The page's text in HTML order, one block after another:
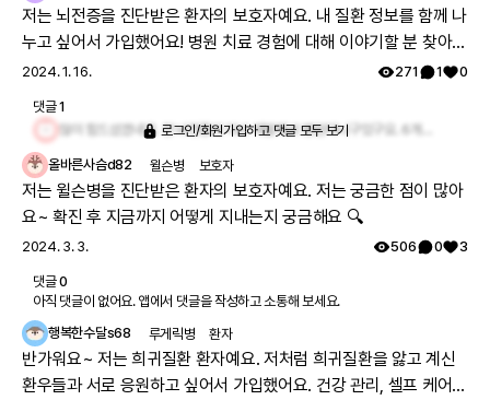
저는 뇌전증을 진단받은 환자의 보호자예요. 내 질환 정보를 함께 나
누고 싶어서 가입했어요! 병원 치료 경험에 대해 이야기할 분 찾아요
🏥
2024. 1. 16. 271 1 0
댓글1
로그인/회원가입하고 댓글 모두 보기
올바른사슴d82 윌슨병 보호자
저는 윌슨병을 진단받은 환자의 보호자예요. 저는 궁금한 점이 많아
요~ 확진 후 지금까지 어떻게 지내는지 궁금해요 🔍
2024. 3. 3. 506 0 3
댓글0
아직 댓글이 없어요. 앱에서 댓글을 작성하고 소통해 보세요.
행복한수달s68
루게릭병 환자
반가워요~ 저는 희귀질환 환자예요. 저처럼 희귀질환을 앓고 계신
환우들과 서로 응원하고 싶어서 가입했어요. 건강 관리, 셀프 케어